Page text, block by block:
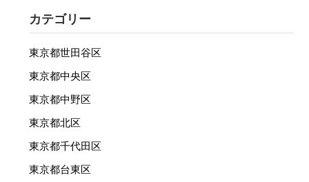
カテゴリー
東京都世田谷区
東京都中央区
東京都中野区
東京都北区
東京都千代田区
東京都台東区